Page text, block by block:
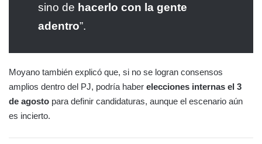
sino de hacerlo con la gente
adentro”.
Moyano también explicó que, si no se logran consensos
amplios dentro del PJ, podría haber elecciones internas el 3
de agosto para definir candidaturas, aunque el escenario aún
es incierto.